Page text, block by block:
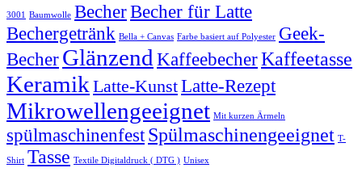
3001 Baumwolle BecherBecher für Latte
Bechergetränk Bella + Canvas Farbe basiert auf Polyester Geek-
BecherGlänzend KaffeebecherKaffeetasse
Keramik Latte-KunstLatte-Rezept
Mikrowellengeeignet Mit kurzen Ärmeln
spülmaschinenfestSpülmaschinengeeignet T-
Shirt Tasse Textile Digitaldruck ( DTG ) Unisex